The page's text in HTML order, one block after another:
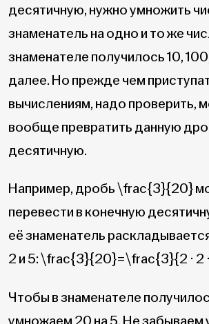
десятичную, нужно умножить
знаменатель на одно и то же
знаменателе получилось 10,
далее. Но прежде чем
вычислениям, надо проверить,
вообще превратить данную
десятичную.
Например, дробь\frac{3}{20}
перевести в конечную
её знаменатель
2 и 5:\frac{3}{20}=\frac{3}{2 · 2
Чтобы в знаменателе